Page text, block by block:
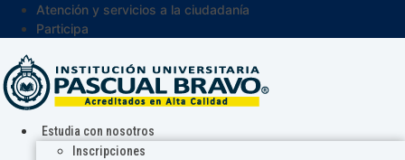
Atención y servicios a la ciudadanía
Participa
Estudia con nosotros
Inscripciones